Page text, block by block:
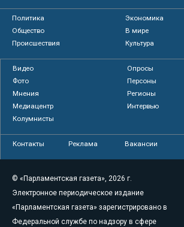
Политика
Экономика
Общество
В мире
Происшествия
Культура
Видео
Опросы
Фото
Персоны
Мнения
Регионы
Медиацентр
Интервью
Колумнисты
Контакты Реклама Вакансии
© «Парламентская газета», 2026 г.
Электронное периодическое издание
«Парламентская газета» зарегистрировано в
Федеральной службе по надзору в сфере